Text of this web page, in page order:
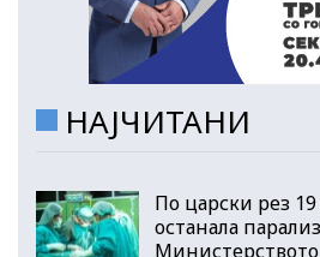
НАЈЧИТАНИ
По царски рез
останала
Министерството